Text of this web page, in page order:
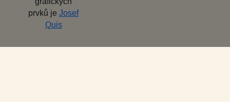
prvků je Josef
Quis